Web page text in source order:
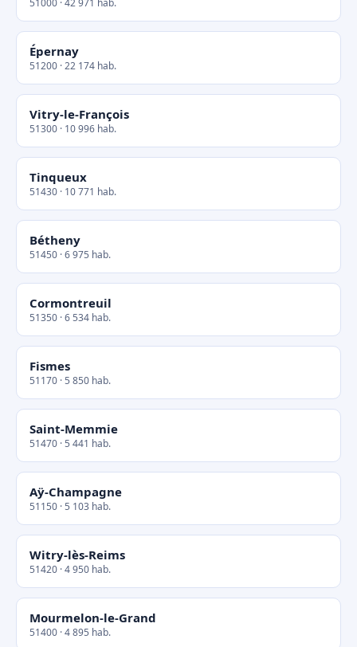
51000 · 42 971 hab.
Épernay
51200 · 22 174 hab.
Vitry-le-François
51300 · 10 996 hab.
Tinqueux
51430 · 10 771 hab.
Bétheny
51450 · 6 975 hab.
Cormontreuil
51350 · 6 534 hab.
Fismes
51170 · 5 850 hab.
Saint-Memmie
51470 · 5 441 hab.
Aÿ-Champagne
51150 · 5 103 hab.
Witry-lès-Reims
51420 · 4 950 hab.
Mourmelon-le-Grand
51400 · 4 895 hab.